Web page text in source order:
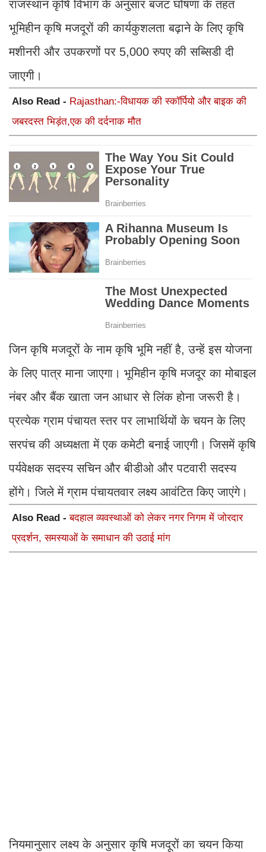
राजस्थान कृषि विभाग के अनुसार बजट घोषणा के तहत
भूमिहीन कृषि मजदूरों की कार्यकुशलता बढ़ाने के लिए कृषि
मशीनरी और उपकरणों पर 5,000 रुपए की सब्सिडी दी
जाएगी।
Also Read - Rajasthan:-विधायक की स्कॉर्पियो और बाइक की
जबरदस्त भिड़ंत,एक की दर्दनाक मौत
जिन कृषि मजदूरों के नाम कृषि भूमि नहीं है, उन्हें इस योजना
के लिए पात्र माना जाएगा। भूमिहीन कृषि मजदूर का मोबाइल
नंबर और बैंक खाता जन आधार से लिंक होना जरूरी है।
प्रत्येक ग्राम पंचायत स्तर पर लाभार्थियों के चयन के लिए
सरपंच की अध्यक्षता में एक कमेटी बनाई जाएगी। जिसमें कृषि
पर्यवेक्षक सदस्य सचिन और बीडीओ और पटवारी सदस्य
होंगे। जिले में ग्राम पंचायतवार लक्ष्य आवंटित किए जाएंगे।
Also Read -बदहाल व्यवस्थाओं को लेकर नगर निगम में जोरदार
प्रदर्शन, समस्याओं के समाधान की उठाई मांग
नियमानुसार लक्ष्य के अनुसार कृषि मजदूरों का चयन किया